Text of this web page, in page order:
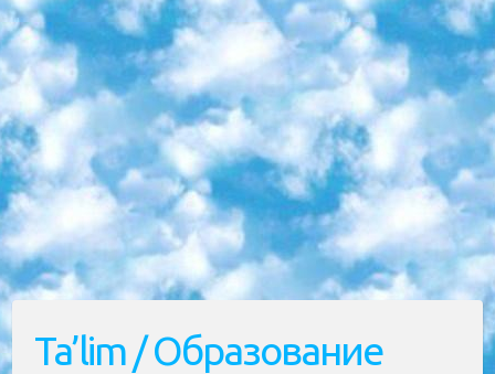
Ta’lim / Образование